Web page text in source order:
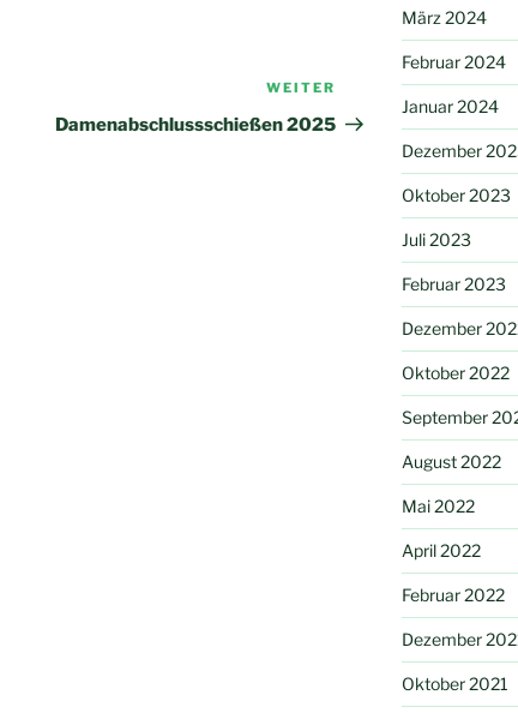
Nächster
Beitrag
WEITER
Damenabschlussschießen 2025
März 2024
Februar 2024
Januar 2024
Dezember
Oktober 2023
Juli 2023
Februar 2023
Dezember
Oktober 2022
September
August 2022
Mai 2022
April 2022
Februar 2022
Dezember
Oktober 2021